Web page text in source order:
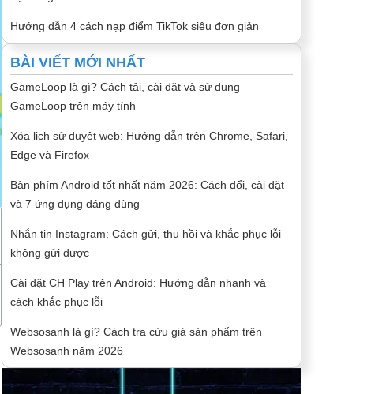
Hướng dẫn 4 cách nạp điểm TikTok siêu đơn giản
BÀI VIẾT MỚI NHẤT
GameLoop là gì? Cách tải, cài đặt và sử dụng
GameLoop trên máy tính
Xóa lịch sử duyệt web: Hướng dẫn trên Chrome, Safari,
Edge và Firefox
Bàn phím Android tốt nhất năm 2026: Cách đổi, cài đặt
và 7 ứng dụng đáng dùng
Nhắn tin Instagram: Cách gửi, thu hồi và khắc phục lỗi
không gửi được
Cài đặt CH Play trên Android: Hướng dẫn nhanh và
cách khắc phục lỗi
Websosanh là gì? Cách tra cứu giá sản phẩm trên
Websosanh năm 2026